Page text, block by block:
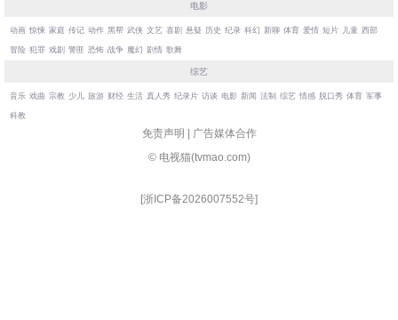
电影
动画 惊悚 家庭 传记 动作 黑帮 武侠 文艺 喜剧 悬疑 历史 纪录 科幻 新聊 体育 爱情 短片 儿童 西部
冒险 犯罪 戏剧 警匪 恐怖 战争 魔幻 剧情 歌舞
综艺
音乐 戏曲 宗教 少儿 旅游 财经 生活 真人秀 纪录片 访谈 电影 新闻 法制 综艺 情感 脱口秀 体育 军事
科教
免责声明
广告媒体合作
© 电视猫(tvmao.com)
[浙ICP备2026007552号]